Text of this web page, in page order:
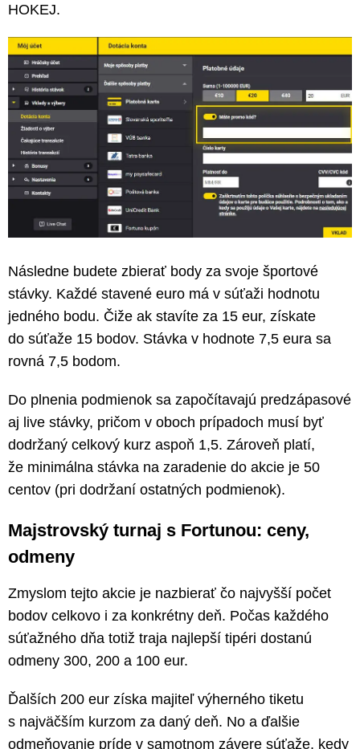
HOKEJ.
Následne budete zbierať body za svoje športové
stávky. Každé stavené euro má v súťaži hodnotu
jedného bodu. Čiže ak stavíte za 15 eur, získate
do súťaže 15 bodov. Stávka v hodnote 7,5 eura sa
rovná 7,5 bodom.
Do plnenia podmienok sa započítavajú predzápasové
aj live stávky, pričom v oboch prípadoch musí byť
dodržaný celkový kurz aspoň 1,5. Zároveň platí,
že minimálna stávka na zaradenie do akcie je 50
centov (pri dodržaní ostatných podmienok).
Majstrovský turnaj s Fortunou: ceny,
odmeny
Zmyslom tejto akcie je nazbierať čo najvyšší počet
bodov celkovo i za konkrétny deň. Počas každého
súťažného dňa totiž traja najlepší tipéri dostanú
odmeny 300, 200 a 100 eur.
Ďalších 200 eur získa majiteľ výherného tiketu
s najväčším kurzom za daný deň. No a ďalšie
odmeňovanie príde v samotnom závere súťaže, kedy